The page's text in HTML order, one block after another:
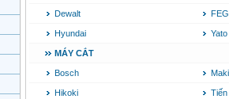
Dewalt FEG
Hyundai Yato
MÁY CẮT
Bosch
Hikoki